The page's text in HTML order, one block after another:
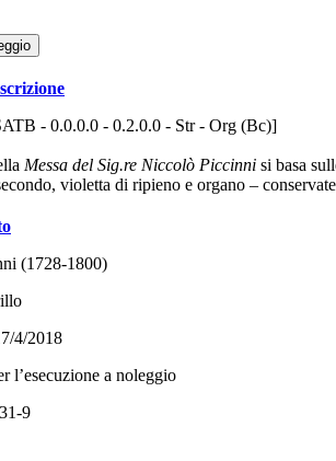
- 0.0.0.0 - 0.2.0.0 - Str - Org (Bc)]
Messa del Sig.re Niccolò Piccinni si basa
violetta di ripieno e organo –
(1728-1800)
4/2018
l’esecuzione a noleggio
9